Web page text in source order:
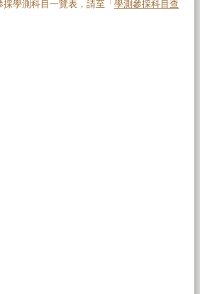
學測科目一覽表，請至「 學測參採科目查